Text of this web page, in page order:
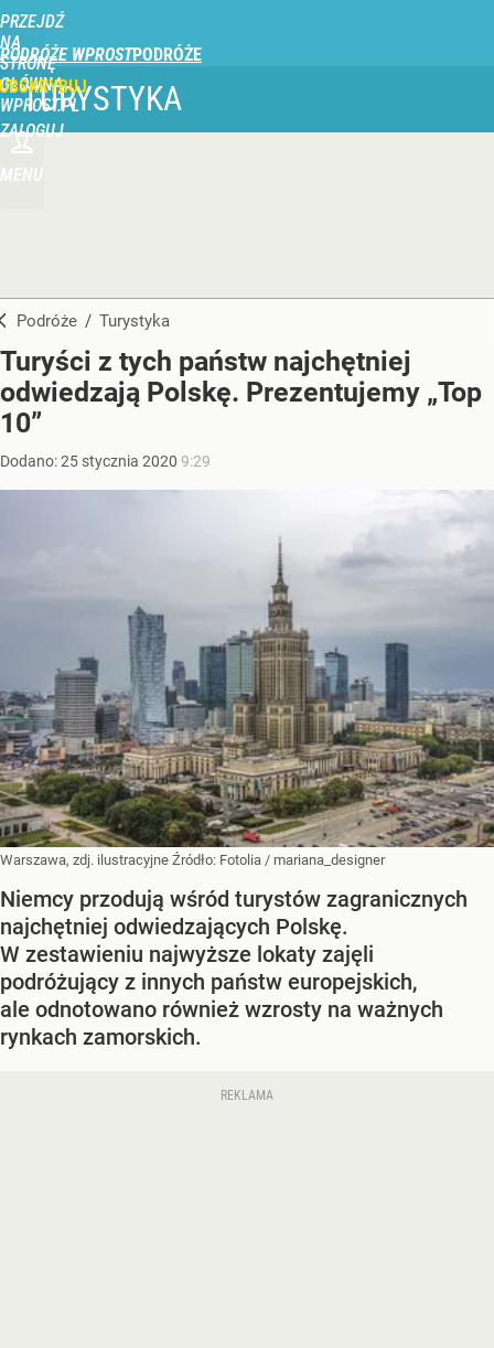
PRZEJDŹ
NA
STRONĘ
GŁÓWNĄ
WPROST.PL
PODRÓŻE WPROST
ZALOGUJ
MENU
TURYSTYKA
Podróże / Turystyka
Turyści z tych państw najchętniej
odwiedzają Polskę. Prezentujemy „Top
10”
Dodano:25 stycznia 2020 9:29
Warszawa, zdj. ilustracyjne Źródło: Fotolia / mariana_designer
Niemcy przodują wśród turystów zagranicznych
najchętniej odwiedzających Polskę.
W zestawieniu najwyższe lokaty zajęli
podróżujący z innych państw europejskich,
ale odnotowano również wzrosty na ważnych
rynkach zamorskich.